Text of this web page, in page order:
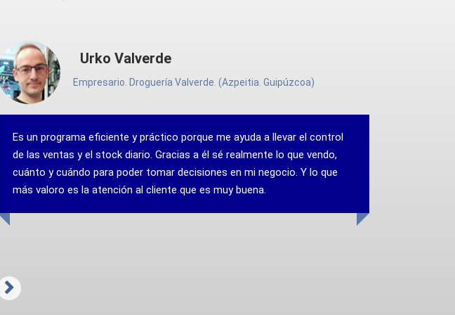
Urko Valverde
Empresario. Droguería Valverde. (Azpeitia. Guipúzcoa)
Es un programa eficiente y práctico porque me ayuda a llevar el control
de las ventas y el stock diario. Gracias a él sé realmente lo que vendo,
cuánto y cuándo para poder tomar decisiones en mi negocio. Y lo que
más valoro es la atención al cliente que es muy buena.